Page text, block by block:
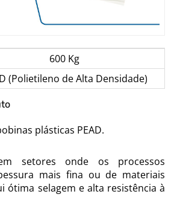
600 Kg
(Polietileno de Alta Densidade)
plásticas PEAD.
setores onde os processos
mais fina ou de materiais
ótima selagem e alta resistência à